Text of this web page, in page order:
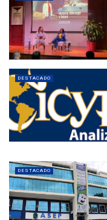
DESTACADO
DESTACADO